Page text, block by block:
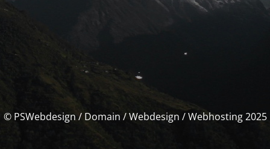
© PSWebdesign / Domain / Webdesign / Webhosting 2025